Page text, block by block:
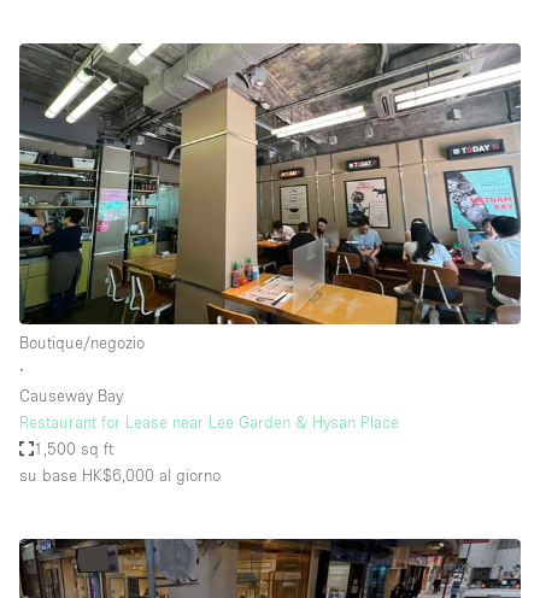
Boutique/negozio
∙
Causeway Bay
Restaurant for Lease near Lee Garden & Hysan Place
1,500 sq ft
su base HK$6,000 al giorno